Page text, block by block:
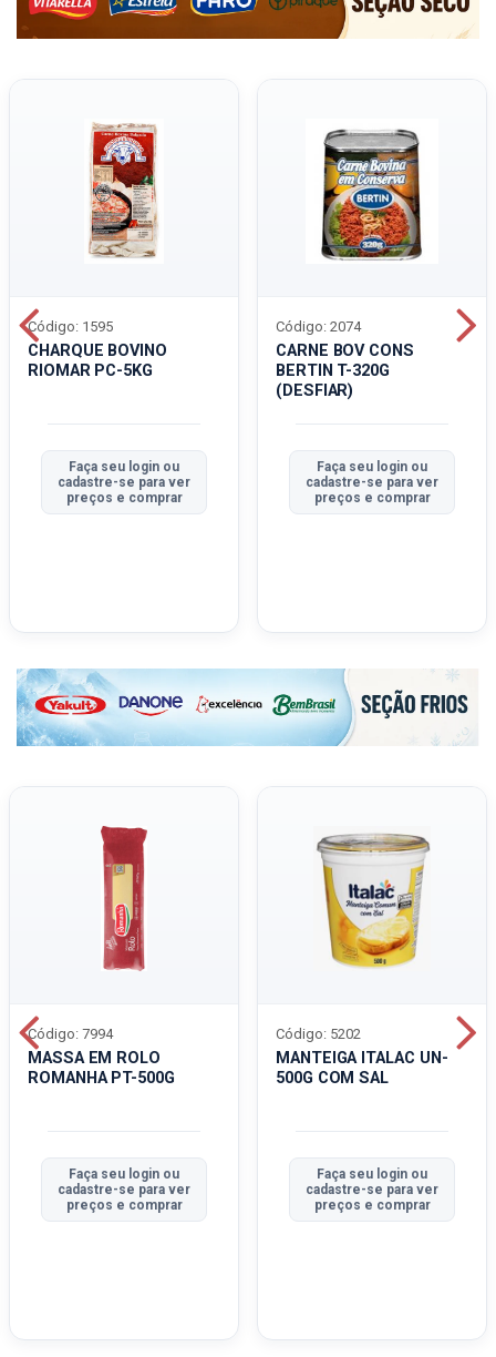
CHARQUE BOVINO
RIOMAR PC-5KG
Código: 1595
Faça seu login ou
cadastre-se para ver
preços e comprar
CARNE BOV CONS
BERTIN T-320G
(DESFIAR)
Código: 2074
Faça seu login ou
cadastre-se para ver
preços e comprar
MASSA EM ROLO
ROMANHA PT-500G
Código: 7994
Faça seu login ou
cadastre-se para ver
preços e comprar
MANTEIGA ITALAC UN-
500G COM SAL
Código: 5202
Faça seu login ou
cadastre-se para ver
preços e comprar